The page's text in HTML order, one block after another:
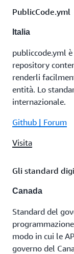
PublicCode.yml
Italia
publiccode.yml
repository
renderli
entità. Lo
internazionale.
Github | Forum
Visita
Gli standard
Canada
Standard del
modo in cui le
governo del